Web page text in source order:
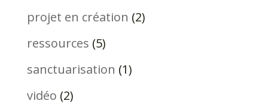
projet en création (2)
ressources (5)
sanctuarisation (1)
vidéo (2)